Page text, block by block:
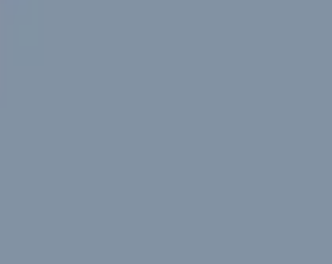
けサービスへの問い合わせ導線を
ださい。